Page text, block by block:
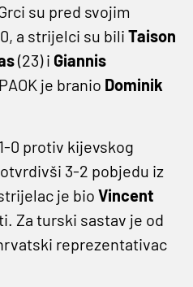
su pred svojim
a strijelci su bili Taison
(23) i Giannis
je branio Dominik
0 protiv kijevskog
3-2 pobjedu iz
je bio Vincent
Za turski sastav je od
reprezentativac